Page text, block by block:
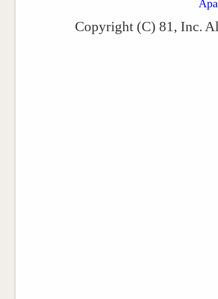
Copyright (C) 81, Inc.